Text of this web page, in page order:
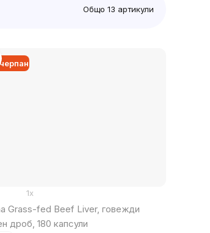
Общо 13 артикули
Grass-fed Beef Liver, говежди
дроб, 180 капсули
1x